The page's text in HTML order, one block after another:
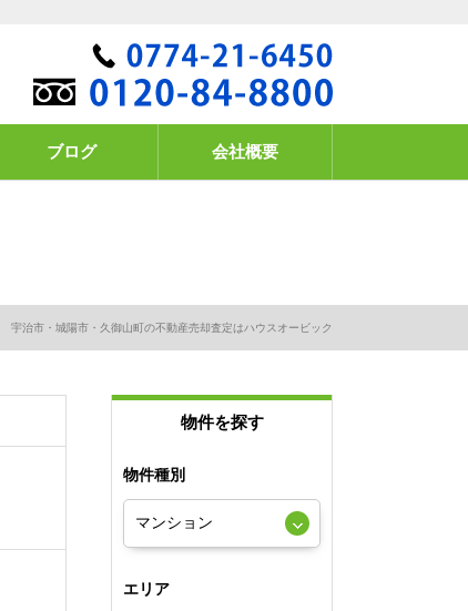
ブログ 会社概要
宇治市・城陽市・久御山町の不動産売却査定はハウスオービック
物件を探す
物件種別
エリア